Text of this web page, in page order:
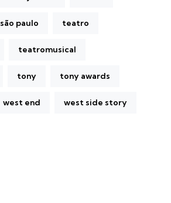
são paulo teatro
teatromusical
tony tony awards
west end west side story